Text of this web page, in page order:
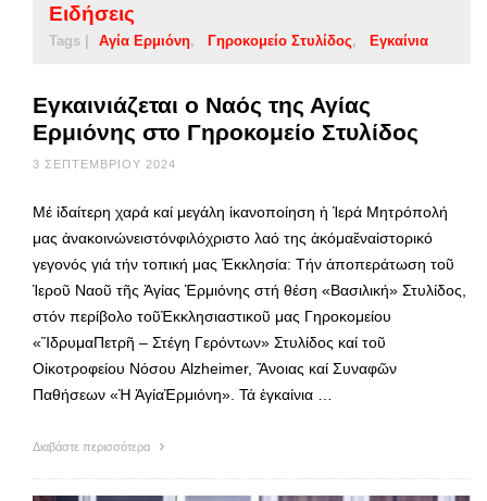
Ειδήσεις
Tags | Αγία Ερμιόνη Γηροκομείο Στυλίδος Εγκαίνια
Εγκαινιάζεται ο Ναός της Αγίας
Ερμιόνης στο Γηροκομείο Στυλίδος
3 ΣΕΠΤΕΜΒΡΊΟΥ 2024
Μέ ἰδαίτερη χαρά καί μεγάλη ἱκανοποίηση ἡ Ἱερά Μητρόπολή
μας ἀνακοινώνειστόνφιλόχριστο λαό της ἀκόμαἕναἱστορικό
γεγονός γιά τήν τοπική μας Ἐκκλησία: Τήν ἀποπεράτωση τοῦ
Ἱεροῦ Ναοῦ τῆς Ἁγίας Ἑρμιόνης στή θέση «Βασιλική» Στυλίδος,
στόν περίβολο τοῦἘκκλησιαστικοῦ μας Γηροκομείου
«ἽδρυμαΠετρῆ – Στέγη Γερόντων» Στυλίδος καί τοῦ
Οἰκοτροφείου Νόσου Alzheimer, Ἄνοιας καί Συναφῶν
Παθήσεων «Ἡ ἉγίαἙρμιόνη». Τά ἐγκαίνια …
Διαβάστε περισσότερα